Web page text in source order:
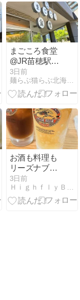
まごころ食堂
@JR苗穂駅エ
リア
3日前
麺らぶ猫らぶ北海道らぶ\(^O^)／
お酒も料理も
リーズナブ
ル！蕎麦町を
居酒屋使い
3日前
ＨｉｇｈｆｌｙＢｏｙの食・遊・観